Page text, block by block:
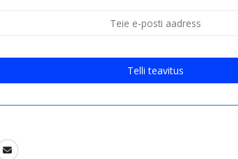
Telli teavitus